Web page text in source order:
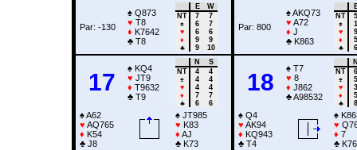
Par: -130
♠ Q873
♥ T8
♦ K7642
♣ T8
E
W
NT
7
7
♠
6
7
♥
6
6
♦
9
9
♣
9 10
Par: 800
♠AKQ73
♥ A72
♦ J
♣ K863
NT
5
♠
1
♥
9
♦
5
♣
6
17
♠ KQ4
♥ JT9
♦ T9632
♣ T9
N
S
NT
4
4
♠
4
4
♥
4
4
♦
7
7
♣
6 6
♠A62
♥ AQ765
♦ K54
♣ J8
♠ JT985
♥ K83
♦ AJ
♣ K73
18
♠ T7
♥ 8
♦ J862
♣A98532
NT
6
♠
5
♥
3
♦
5
♣
8
♠ Q4
♥ AK94
♦ KQ943
♣ T4
♠
♥
♦ 7
♣ K76